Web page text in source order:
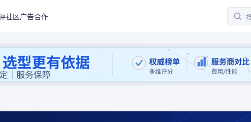
社区广告合作